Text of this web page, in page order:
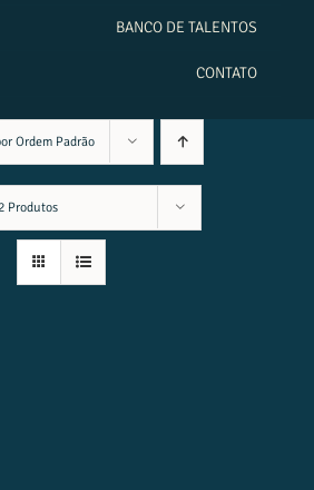
BANCO DE TALENTOS
CONTATO
Ordem Padrão
Produtos